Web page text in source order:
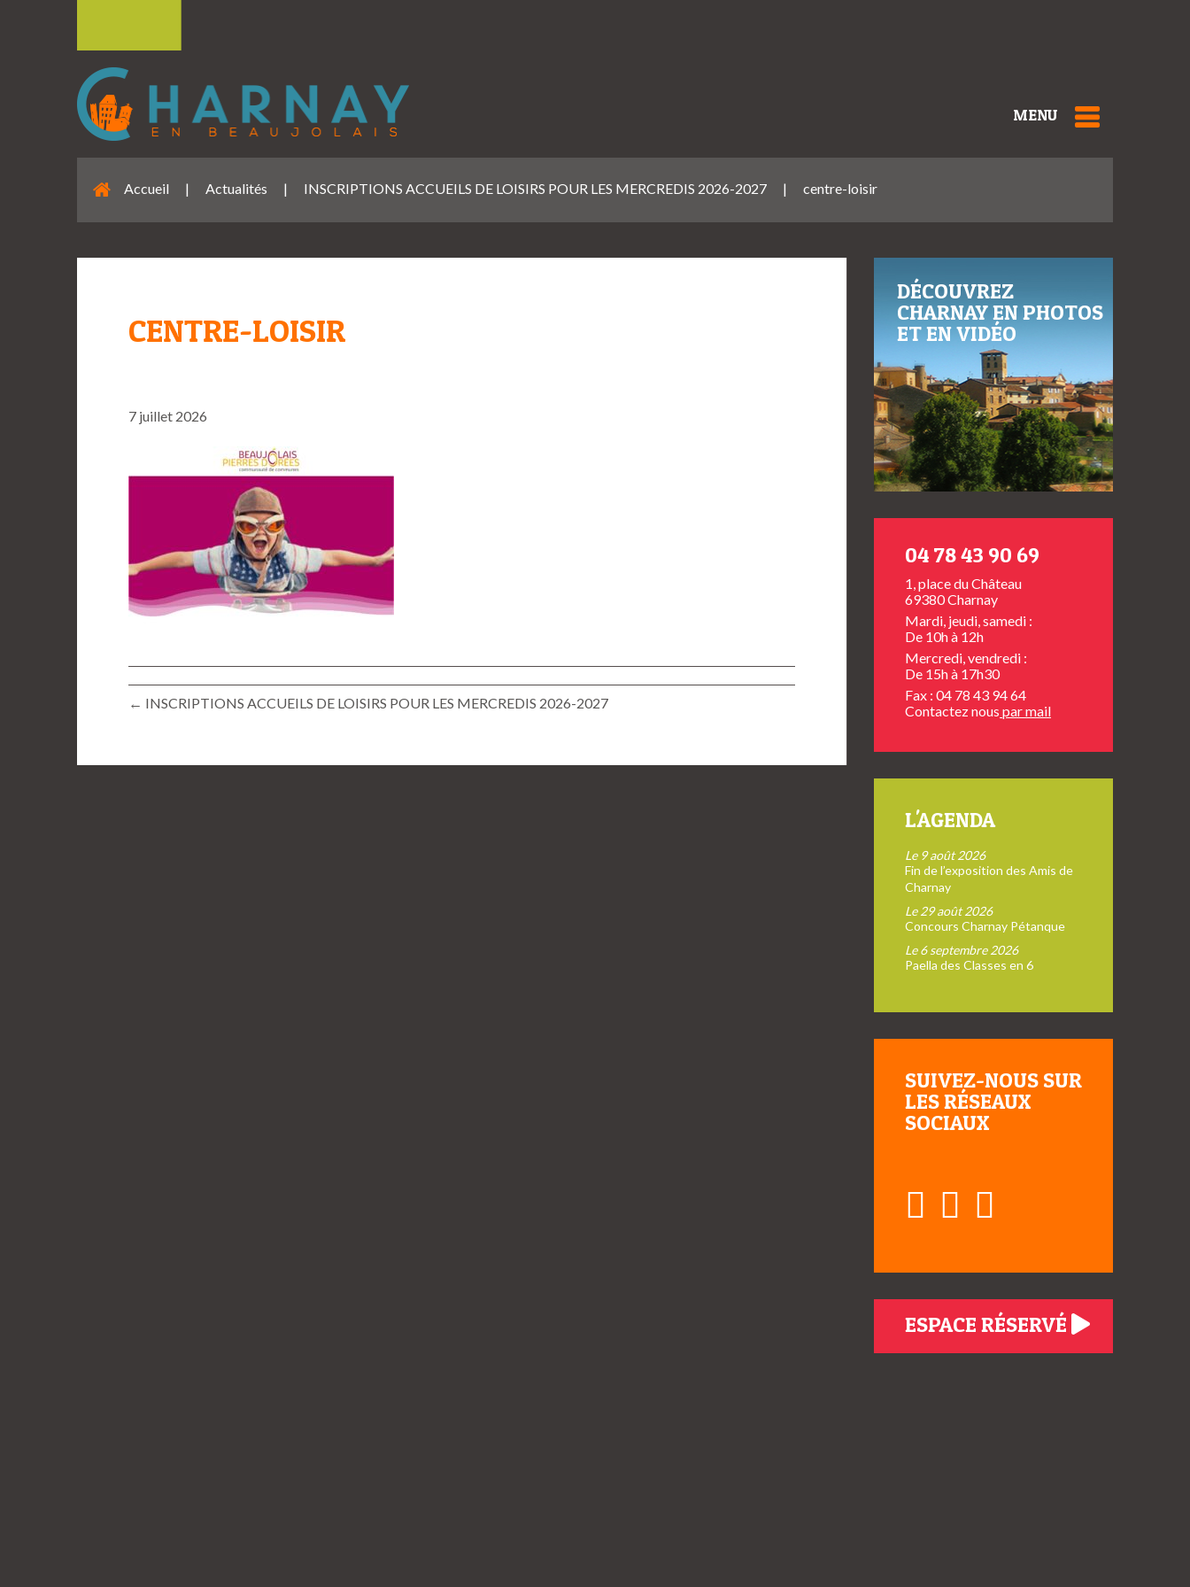
MENU
Accueil | Actualités | INSCRIPTIONS ACCUEILS DE LOISIRS POUR LES MERCREDIS 2026-2027 | centre-loisir
CENTRE-LOISIR
7 juillet 2026
← INSCRIPTIONS ACCUEILS DE LOISIRS POUR LES MERCREDIS 2026-2027
DÉCOUVREZ
CHARNAY EN PHOTOS
ET EN VIDÉO
04 78 43 90 69
1, place du Château
69380 Charnay
Mardi, jeudi, samedi :
De 10h à 12h
Mercredi, vendredi :
De 15h à 17h30
Fax : 04 78 43 94 64
Contactez nous par mail
L'AGENDA
Le 9 août 2026
Fin de l’exposition des Amis de
Charnay
Le 29 août 2026
Concours Charnay Pétanque
Le 6 septembre 2026
Paella des Classes en 6
SUIVEZ-NOUS SUR
LES RÉSEAUX
SOCIAUX
ESPACE RÉSERVÉ